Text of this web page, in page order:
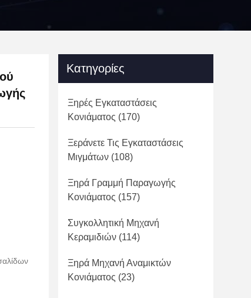
Κατηγορίες
Ξηρές Εγκαταστάσεις
Κονιάματος (170)
Ξεράνετε Τις Εγκαταστάσεις
Μιγμάτων (108)
Ξηρά Γραμμή Παραγωγής
Κονιάματος (157)
Συγκολλητική Μηχανή
Κεραμιδιών (114)
Ξηρά Μηχανή Αναμικτών
Κονιάματος (23)